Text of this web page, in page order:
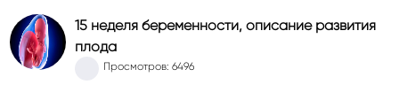
15 неделя беременности, описание развития
плода
Просмотров: 6496